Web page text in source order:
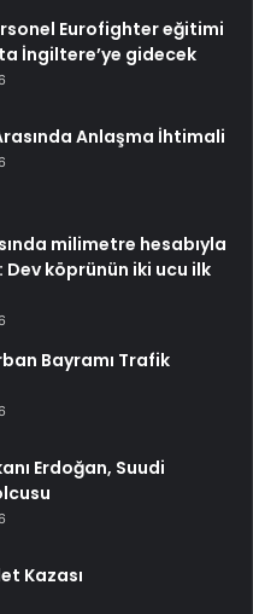
Eurofighter eğitimi
İngiltere’ye gidecek
Anlaşma İhtimali
milimetre hesabıyla
köprünün iki ucu ilk
Bayramı Trafik
Erdoğan, Suudi
Kazası